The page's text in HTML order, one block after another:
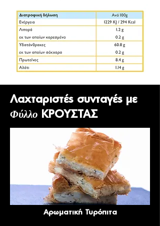
Λαχταριστές συνταγές με
Φύλλο ΚΡΟΥΣΤΑΣ
Αρωματική Τυρόπιτα